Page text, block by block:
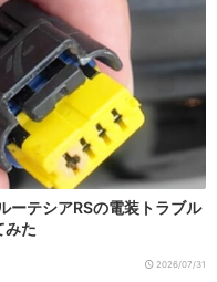
ーテシアRSの電装トラブル
みた
2026/07/31